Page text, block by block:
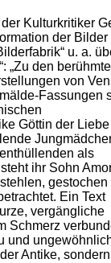
Kulturkritiker
der Bilder
u. a.
„Zu den
von
Fassungen
Göttin der
als
ihr Sohn
gestochen
Ein Text
vergängliche
Schmerz
und
Antike, sondern